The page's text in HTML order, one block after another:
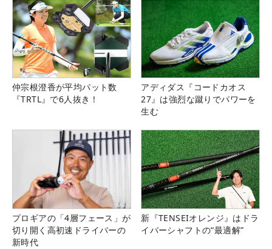
仲宗根澄香が平均パット数
『TRTL』で6人抜き！
アディダス『コードカオス
27』は強烈な蹴りでパワーを
生む
プロギアの「4層フェース」が
切り開く高初速ドライバーの
新時代
新『TENSEIオレンジ』はドラ
イバーシャフトの“最適解”